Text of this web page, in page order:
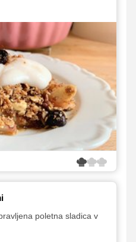
poletna sladica v